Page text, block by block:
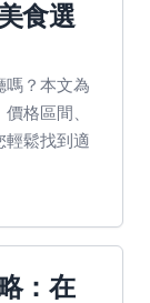
食選
嗎？本文為
格區間、
輕鬆找到適
：在